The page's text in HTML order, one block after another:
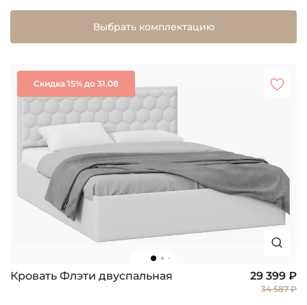
Выбрать комплектацию
Скидка 15% до 31.08
Кровать Флэти двуспальная 29 399 ₽
34 587 ₽